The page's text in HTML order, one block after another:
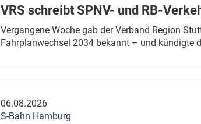
VRS schreibt SPNV- und RB-
Vergangene Woche gab der Verband Region
Fahrplanwechsel 2034 bekannt – und kündigte
06.08.2026
S-Bahn Hamburg